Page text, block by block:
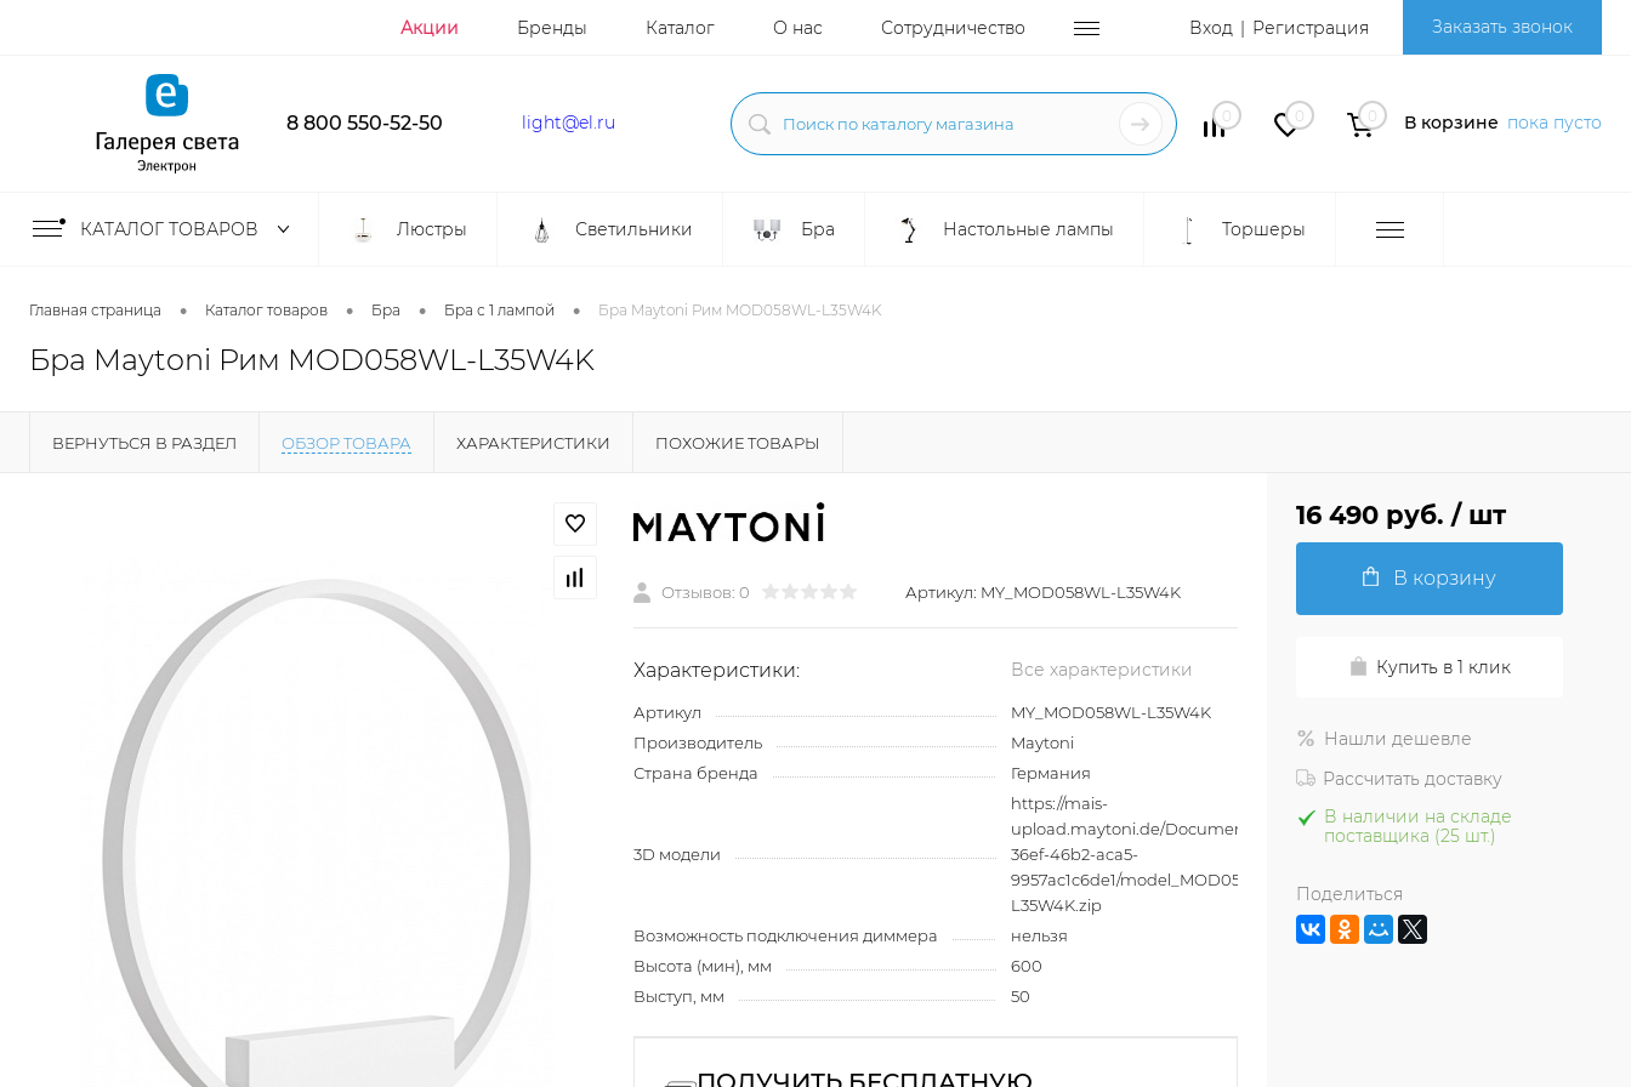
Акции Бренды Каталог О нас Сотрудничество Вход Регистрация Заказать звонок
8 800 550-52-50 light@el.ru 0 0 0 В корзине пока пусто
КАТАЛОГ ТОВАРОВ Люстры Светильники Бра Настольные лампы Торшеры
Главная страница • Каталог товаров • Бра • Бра с 1 лампой • Бра Maytoni Рим MOD058WL-L35W4K
Бра Maytoni Рим MOD058WL-L35W4K
ВЕРНУТЬСЯ В РАЗДЕЛ ОБЗОР ТОВАРА ХАРАКТЕРИСТИКИ ПОХОЖИЕ ТОВАРЫ
Отзывов: 0 Артикул: MY_MOD058WL-L35W4K
Характеристики: Все характеристики
Артикул
MY_MOD058WL-L35W4K
Производитель
Maytoni
Страна бренда
Германия
3D модели
https://mais-
upload.maytoni.de/Documents/652b2246-
36ef-46b2-aca5-
9957ac1c6de1/model_MOD058WL-
L35W4K.zip
Возможность подключения диммера
нельзя
Высота (мин), мм
600
Выступ, мм
50
16 490 руб. / шт
В корзину
Купить в 1 клик
Нашли дешевле
Рассчитать доставку
В наличии на складе
поставщика (25 шт.)
Поделиться